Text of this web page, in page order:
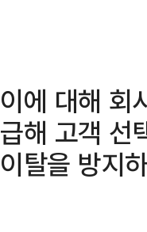
이에 대해 회
급해 고객 선
이탈을 방지